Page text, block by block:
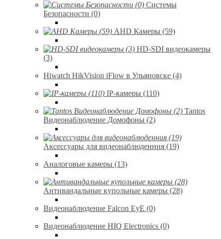
Системы
Безопасности (0)
AHD Камеры (59)
HD-SDI видеокамеры
(3)
Hiwatch HikVision iFlow в Ульяновске (4)
IP-камеры (110)
Tantos
Видеонаблюдение Домофоны (2)
Аксессуары для видеонаблюденния (19)
Аналоговые камеры (13)
Антивандальные купольные камеры (28)
Видеонаблюдение Falcon EyE (0)
Видеонаблюдение HIQ Electronics (0)